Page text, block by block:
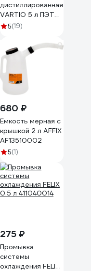
дистиллированная
VARTIO 5 л ПЭТ
НФ-00000203
5(19)
680 ₽
Емкость мерная с
крышкой 2 л AFFIX
AF13510002
5(1)
275 ₽
Промывка
системы
охлаждения FELIX